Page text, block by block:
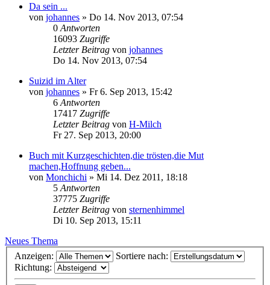
Da sein ...
von johannes » Do 14. Nov 2013, 07:54
0 Antworten
16093 Zugriffe
Letzter Beitrag von johannes
Do 14. Nov 2013, 07:54
Suizid im Alter
von johannes » Fr 6. Sep 2013, 15:42
6 Antworten
17417 Zugriffe
Letzter Beitrag von H-Milch
Fr 27. Sep 2013, 20:00
Buch mit Kurzgeschichten,die trösten,die Mut
machen,Hoffnung geben...
von Monchichi » Mi 14. Dez 2011, 18:18
5 Antworten
37775 Zugriffe
Letzter Beitrag von sternenhimmel
Di 10. Sep 2013, 15:11
Neues Thema
Anzeigen:
Sortiere nach:
Richtung: